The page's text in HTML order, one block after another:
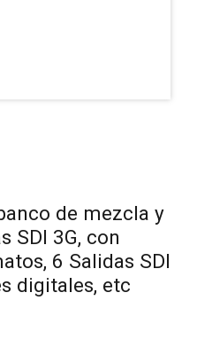
de mezcla y
SDI 3G, con
6 Salidas SDI
digitales, etc